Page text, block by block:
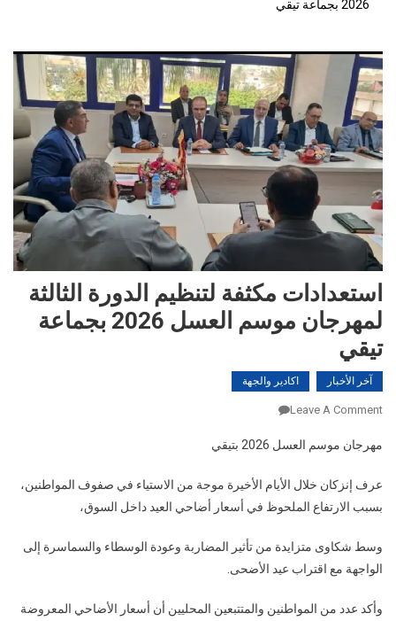
2026 بجماعة تيقي
استعدادات مكثفة لتنظيم الدورة الثالثة
لمهرجان موسم العسل 2026 بجماعة
تيقي
آخر الأخبار اكادير والجهة
Leave A Comment
مكثفة
الدورة
الثالثة
موسم
العسل
بجماعة
مهرجان موسم العسل 2026 بتيقي
عرف إنزكان خلال الأيام الأخيرة موجة من الاستياء في صفوف المواطنين،
بسبب الارتفاع الملحوظ في أسعار أضاحي العيد داخل السوق،
وسط شكاوى متزايدة من تأثير المضاربة وعودة الوسطاء والسماسرة إلى
الواجهة مع اقتراب عيد الأضحى.
وأكد عدد من المواطنين والمتتبعين المحليين أن أسعار الأضاحي المعروضة